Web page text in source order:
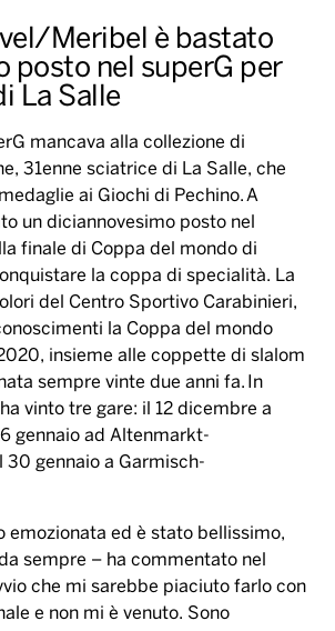
Meribel è bastato
posto nel superG per
La Salle
mancava alla collezione di
31enne sciatrice di La Salle, che
ai Giochi di Pechino. A
un diciannovesimo posto nel
finale di Coppa del mondo di
la coppa di specialità. La
del Centro Sportivo Carabinieri,
la Coppa del mondo
insieme alle coppette di slalom
sempre vinte due anni fa. In
vinto tre gare: il 12 dicembre a
gennaio ad Altenmarkt-
30 gennaio a Garmisch-
emozionata ed è stato bellissimo,
sempre – ha commentato nel
che mi sarebbe piaciuto farlo con
e non mi è venuto. Sono